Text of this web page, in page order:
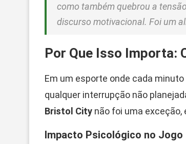
como também quebrou a
discurso motivacional. Foi um
Por Que Isso Importa:
Em um esporte onde cada
qualquer interrupção não
Bristol City não foi uma exceção,
Impacto Psicológico no Jogo